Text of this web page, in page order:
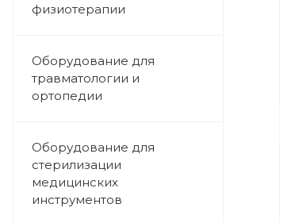
физиотерапии
Оборудование для
травматологии и
ортопедии
Оборудование для
стерилизации
медицинских
инструментов